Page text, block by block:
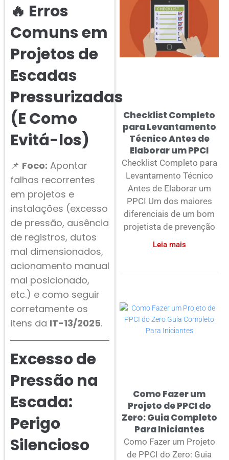
🔥 Erros
Comuns em
Projetos de
Escadas
Pressurizadas
(E Como
Evitá-los)
📌 Foco: Apontar
falhas recorrentes
em projetos e
instalações (excesso
de pressão, ausência
de registros, dutos
mal dimensionados,
acionamento manual
mal posicionado,
etc.) e como seguir
corretamente os
itens da IT-13/2025.
Excesso de
Pressão na
Escada:
Perigo
Silencioso
Checklist Completo
para Levantamento
Técnico Antes de
Elaborar um PPCI
Checklist Completo para
Levantamento Técnico
Antes de Elaborar um
PPCI Um dos maiores
diferenciais de um bom
projetista de prevenção
Leia mais
Como Fazer um
Projeto de PPCI do
Zero: Guia Completo
Para Iniciantes
Como Fazer um Projeto
de PPCI do Zero: Guia